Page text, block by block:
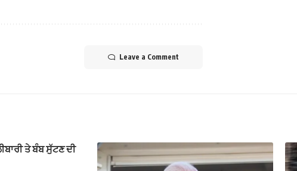
Leave a Comment
ਤੇ ਬੰਬ ਸੁੱਟਣ ਦੀ